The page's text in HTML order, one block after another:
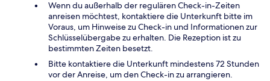
Wenn du außerhalb der regulären Check-in-Zeiten
anreisen möchtest, kontaktiere die Unterkunft bitte im
Voraus, um Hinweise zu Check-in und Informationen zur
Schlüsselübergabe zu erhalten. Die Rezeption ist zu
bestimmten Zeiten besetzt.
Bitte kontaktiere die Unterkunft mindestens 72 Stunden
vor der Anreise, um den Check-in zu arrangieren.